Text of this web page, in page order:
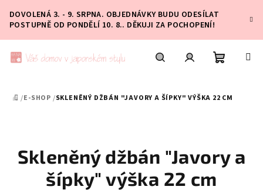
obsah
DOVOLENÁ 3. - 9. SRPNA. OBJEDNÁVKY BUDU ODESÍLAT
POSTUPNĚ OD PONDĚLÍ 10. 8.. DĚKUJI ZA POCHOPENÍ!
DOMŮ
/E-SHOP /SKLENĚNÝ DŽBÁN "JAVORY A ŠÍPKY" VÝŠKA 22 CM
Skleněný džbán "Javory a
šípky" výška 22 cm